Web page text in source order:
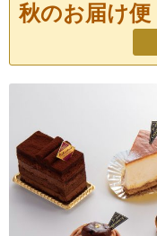
秋のお届け便